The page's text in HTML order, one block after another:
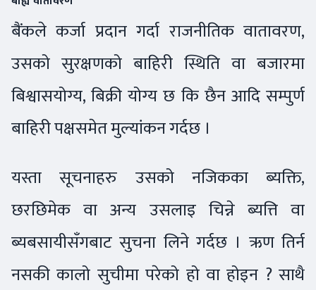
बैंकले कर्जा प्रदान गर्दा राजनीतिक वातावरण,
उसको सुरक्षणको बाहिरी स्थिति वा बजारमा
बिश्वासयोग्य, बिक्री योग्य छ कि छैन आदि सम्पुर्ण
बाहिरी पक्षसमेत मुल्यांकन गर्दछ ।
यस्ता सूचनाहरु उसको नजिकका ब्यक्ति,
छरछिमेक वा अन्य उसलाइ चिन्ने ब्यत्ति वा
ब्यबसायीसँगबाट सुचना लिने गर्दछ । ऋण तिर्न
नसकी कालो सुचीमा परेको हो वा होइन ? साथै